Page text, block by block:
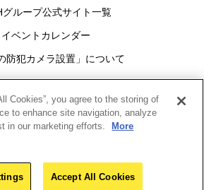
グループ公式サイト一覧
イベントカレンダー
防犯カメラ設置」について
Cookies Settings
グループ
Cookies”, you agree to the storing of
to enhance site navigation, analyze
in our marketing efforts.
More
Accept All Cookies